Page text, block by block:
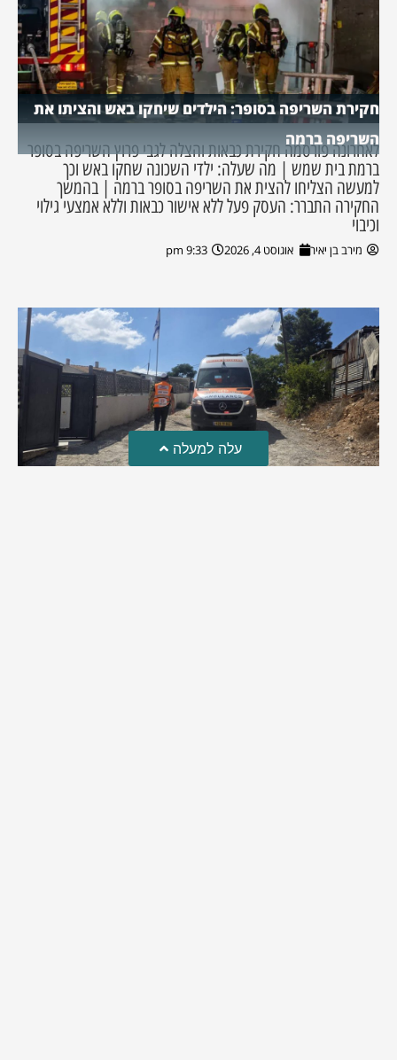
חקירת השריפה בסופר: הילדים שיחקו באש והציתו את
השריפה ברמה
לאחרונה פורסמה חקירת כבאות והצלה לגבי פרוץ השריפה בסופר
ברמת בית שמש | מה שעלה: ילדי השכונה שחקו באש וכך
למעשה הצליחו להצית את השריפה בסופר ברמה | בהמשך
החקירה התברר: העסק פעל ללא אישור כבאות וללא אמצעי גילוי
וכיבוי
מירב בן יאיר אוגוסט 4, 2026 9:33 pm
עלה למעלה